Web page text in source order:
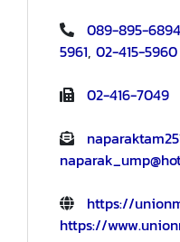
089-895-6894
5961, 02-415-5960
02-416-7049
https://
https://